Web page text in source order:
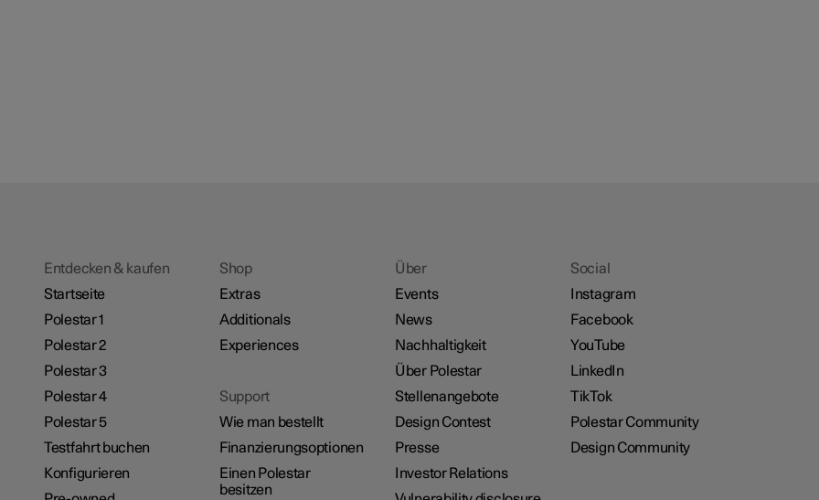
Entdecken & kaufen
Startseite
Polestar 1
Polestar 2
Polestar 3
Polestar 4
Polestar 5
Testfahrt buchen
Konfigurieren
Shop
Extras
Additionals
Experiences
Support
Wie man bestellt
Finanzierungsoptionen
Einen Polestar
besitzen
Über
Events
News
Nachhaltigkeit
Über Polestar
Stellenangebote
Design Contest
Presse
Investor Relations
Social
Instagram
Facebook
YouTube
LinkedIn
TikTok
Polestar Community
Design Community